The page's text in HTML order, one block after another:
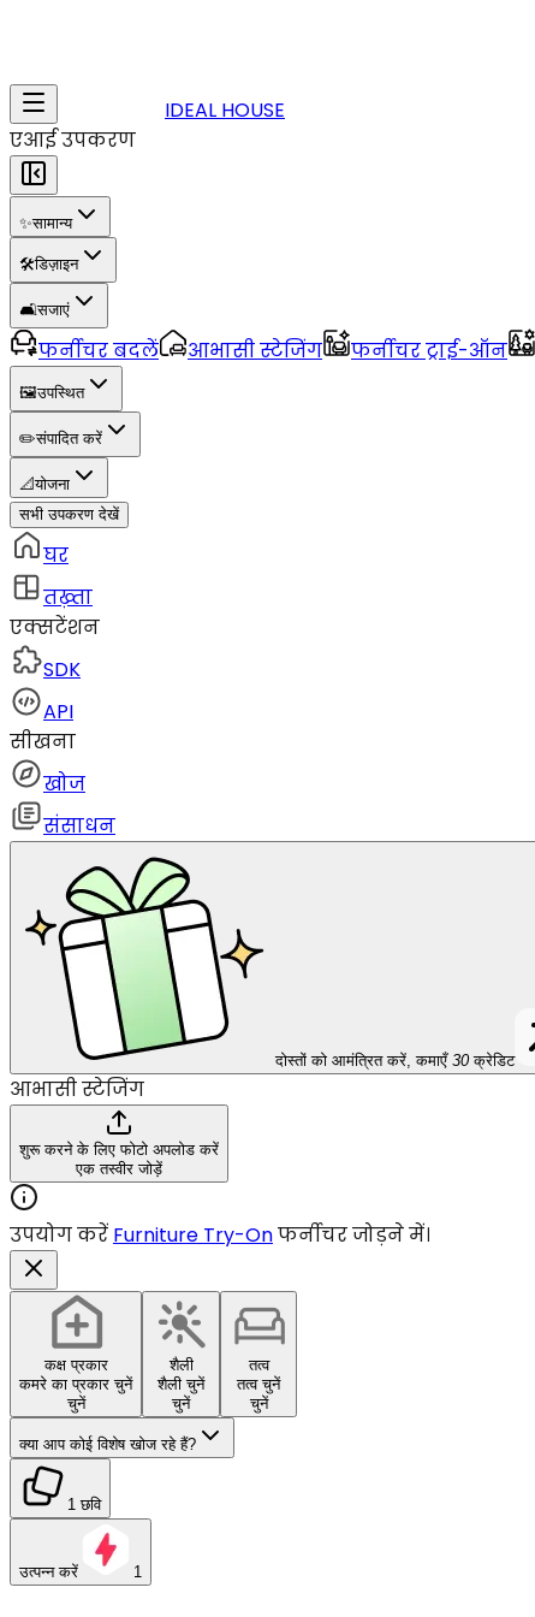
IDEAL HOUSE
एआई उपकरण
✨सामान्य
🛠️डिज़ाइन
🛋️सजाएं
फर्नीचर बदलें आभासी स्टेजिंग फर्नीचर ट्राई-ऑन
🖼️उपस्थित
✏️संपादित करें
📐योजना
सभी उपकरण देखें
घर
तख़्ता
एक्सटेंशन
SDK
API
सीखना
खोज
संसाधन
दोस्तों को आमंत्रित करें, कमाएँ 30 क्रेडिट
आभासी स्टेजिंग
शुरू करने के लिए फोटो अपलोड करें
एक तस्वीर जोड़ें
उपयोग करें Furniture Try-Onफर्नीचर जोड़ने में।
कक्ष प्रकार
कमरे का प्रकार चुनें
चुनें
शैली
शैली चुनें
चुनें
तत्व
तत्व चुनें
चुनें
क्या आप कोई विशेष खोज रहे हैं?
1 छवि
उत्पन्न करें 1